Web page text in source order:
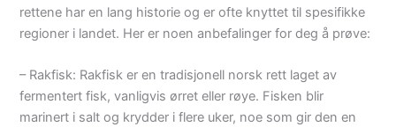
rettene har en lang historie og er ofte knyttet til spesifikke
regioner i landet. Her er noen anbefalinger for deg å prøve:
– Rakfisk: Rakfisk er en tradisjonell norsk rett laget av
fermentert fisk, vanligvis ørret eller røye. Fisken blir
marinert i salt og krydder i flere uker, noe som gir den en